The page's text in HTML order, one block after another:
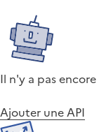
Il n'y a pas
Ajouter une API